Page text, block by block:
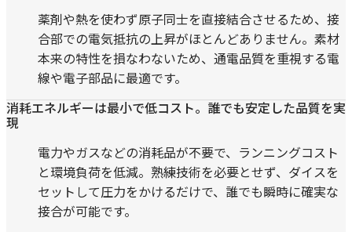
薬剤や熱を使わず原子同士を直接結合させるため、接
合部での電気抵抗の上昇がほとんどありません。素材
本来の特性を損なわないため、通電品質を重視する電
線や電子部品に最適です。
消耗エネルギーは最小で低コスト。誰でも安定した品質を実
現
電力やガスなどの消耗品が不要で、ランニングコスト
と環境負荷を低減。熟練技術を必要とせず、ダイスを
セットして圧力をかけるだけで、誰でも瞬時に確実な
接合が可能です。